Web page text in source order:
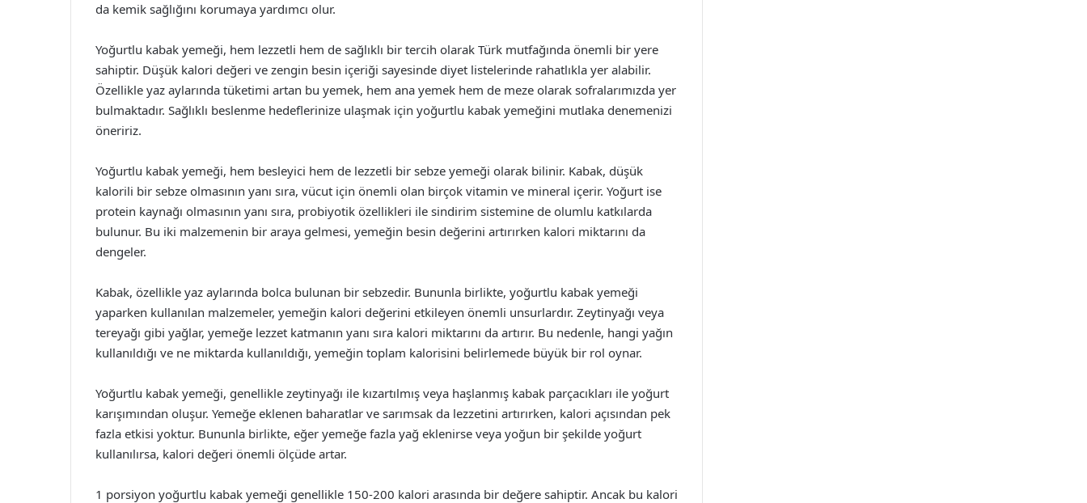
da kemik sağlığını korumaya yardımcı olur.
Yoğurtlu kabak yemeği, hem lezzetli hem de sağlıklı bir tercih olarak Türk mutfağında önemli bir yere
sahiptir. Düşük kalori değeri ve zengin besin içeriği sayesinde diyet listelerinde rahatlıkla yer alabilir.
Özellikle yaz aylarında tüketimi artan bu yemek, hem ana yemek hem de meze olarak sofralarımızda yer
bulmaktadır. Sağlıklı beslenme hedeflerinize ulaşmak için yoğurtlu kabak yemeğini mutlaka denemenizi
öneririz.
Yoğurtlu kabak yemeği, hem besleyici hem de lezzetli bir sebze yemeği olarak bilinir. Kabak, düşük
kalorili bir sebze olmasının yanı sıra, vücut için önemli olan birçok vitamin ve mineral içerir. Yoğurt ise
protein kaynağı olmasının yanı sıra, probiyotik özellikleri ile sindirim sistemine de olumlu katkılarda
bulunur. Bu iki malzemenin bir araya gelmesi, yemeğin besin değerini artırırken kalori miktarını da
dengeler.
Kabak, özellikle yaz aylarında bolca bulunan bir sebzedir. Bununla birlikte, yoğurtlu kabak yemeği
yaparken kullanılan malzemeler, yemeğin kalori değerini etkileyen önemli unsurlardır. Zeytinyağı veya
tereyağı gibi yağlar, yemeğe lezzet katmanın yanı sıra kalori miktarını da artırır. Bu nedenle, hangi yağın
kullanıldığı ve ne miktarda kullanıldığı, yemeğin toplam kalorisini belirlemede büyük bir rol oynar.
Yoğurtlu kabak yemeği, genellikle zeytinyağı ile kızartılmış veya haşlanmış kabak parçacıkları ile yoğurt
karışımından oluşur. Yemeğe eklenen baharatlar ve sarımsak da lezzetini artırırken, kalori açısından pek
fazla etkisi yoktur. Bununla birlikte, eğer yemeğe fazla yağ eklenirse veya yoğun bir şekilde yoğurt
kullanılırsa, kalori değeri önemli ölçüde artar.
1 porsiyon yoğurtlu kabak yemeği genellikle 150-200 kalori arasında bir değere sahiptir. Ancak bu kalori